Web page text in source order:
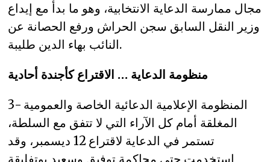
مجال ممارسة الدعاية الانتخابية، وهو ما بدأ مع إيداع
وزير النقل السابق سجن الحراش ورفع الحصانة عن
النائب بهاء الدين طليبة.
منظومة الدعاية … الاقتراع كأجندة أحادية
3- المنظومة الإعلامية الدعائية الخاصة والعمومية
المغلقة أمام كل الآراء التي لا تتفق مع السلطة،
تستمر في الدعاية لاقتراع 12 ديسمبر، وقد
استخدمت حتى محاكمة توفيق وسعيد بوتفليقة